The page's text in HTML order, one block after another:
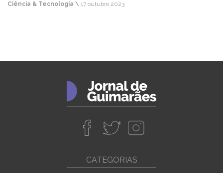
Ciência & Tecnologia \ 17 outubro 2023
CATEGORIAS